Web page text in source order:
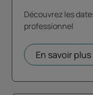
Découvrez les
professionnel
En savoir plus